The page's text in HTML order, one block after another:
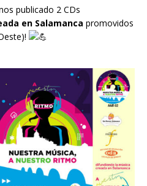
publicado 2 CDs
en Salamanca promovidos